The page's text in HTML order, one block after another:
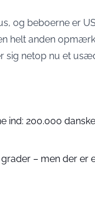
og beboerne er
helt anden
sig netop nu et
ind: 200.000
– men der er